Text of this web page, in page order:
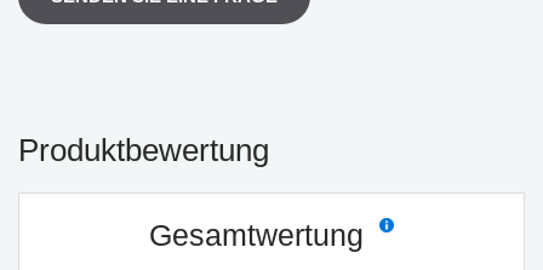
Produktbewertung
Gesamtwertung